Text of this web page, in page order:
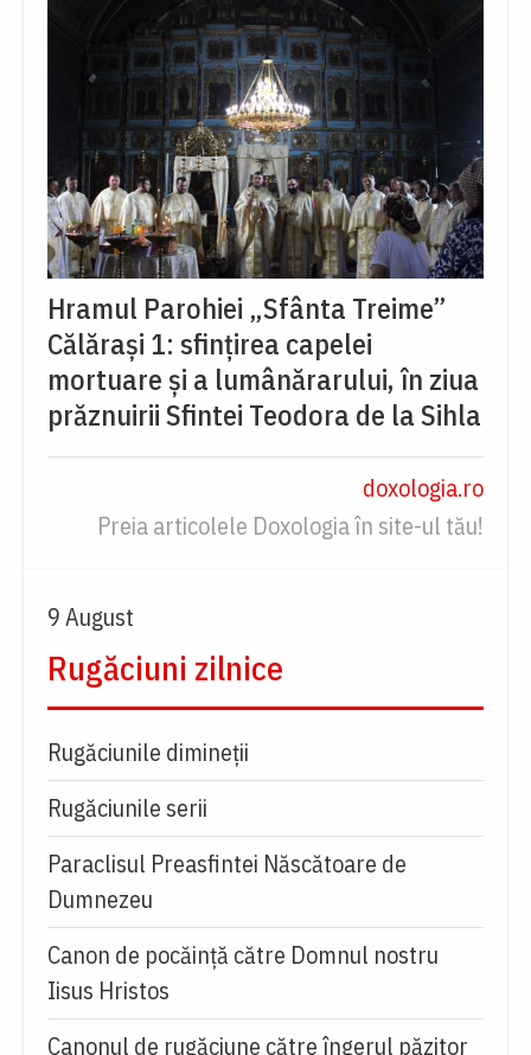
Hramul Parohiei „Sfânta Treime”
Călărași 1: sfințirea capelei
mortuare și a lumânărarului, în ziua
prăznuirii Sfintei Teodora de la Sihla
doxologia.ro
Preia articolele Doxologia în site-ul tău!
9 August
Rugăciuni zilnice
Rugăciunile dimineții
Rugăciunile serii
Paraclisul Preasfintei Născătoare de
Dumnezeu
Canon de pocăință către Domnul nostru
Iisus Hristos
Canonul de rugăciune către îngerul păzitor